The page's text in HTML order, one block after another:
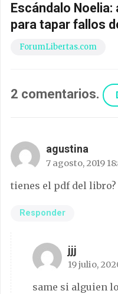
Escándalo
para tapar fallos
ForumLibertas.com
2 comentarios.
agustina
7 agosto, 2019
tienes el pdf del
Responder
jjj
19 julio,
same si alguien